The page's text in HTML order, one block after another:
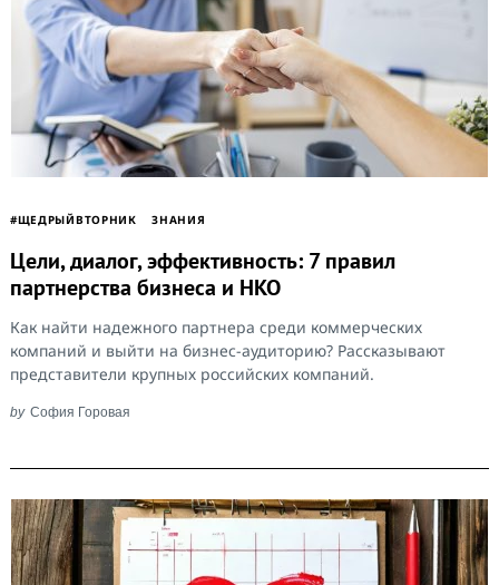
#ЩЕДРЫЙВТОРНИК ЗНАНИЯ
Цели, диалог, эффективность: 7 правил
партнерства бизнеса и НКО
Как найти надежного партнера среди коммерческих
компаний и выйти на бизнес-аудиторию? Рассказывают
представители крупных российских компаний.
by София Горовая